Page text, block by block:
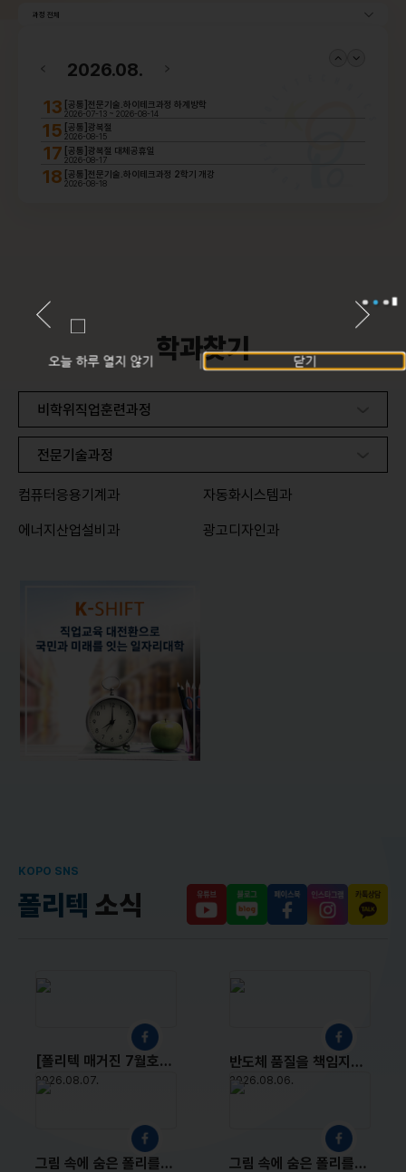
과정 전체
2026.08.
13 [공통]전문기술.하이테크과정 하계방학
2026-07-13 ~ 2026-08-14
15 [공통]광복절
2026-08-15
17 [공통]광복절 대체공휴일
2026-08-17
18 [공통]전문기술.하이테크과정 2학기 개강
2026-08-18
비학위직업훈련과정
전문기술과정
컴퓨터응용기계과 자동화시스템과
에너지산업설비과 광고디자인과
KOPO SNS
폴리텍 소식
[폴리텍 매거진 7월호] 안전한 기술교육의 현장, 7월 폴리텍 소식 모음! 한국폴리텍대학-대한적십자사 업무협약 체결 여성재취업과정 모집 안내 한국폴리텍대학-육군보급창 협력 산업안전 교육 강화 폴리人을 소개합니다 기술교육의 가치를 실현하는 폴리텍의 다양한 소식들을 만나보세요 #한국폴리텍대학 #국비지원 #기술교육 #여성재취업 #산업안전 #AI #취업 #직업교육
2026.08.07.
반도체 품질을 책임지는 핵심 인재, 반도체테스트과! 반도체 검사·분석 실습부터 관련 자격증 취득, 후공정 분야 특화 교육까지! 최신 장비를 활용한 현장 중심 교육으로 실무 역량을 키우고, 반도체 테스트 전문가로 성장합니다.
2026.08.06.
그림 속에 숨은 폴리를 찾아라! 한국폴리텍대학 곳곳에 숨어 있는 폴리를 찾아보세요! 참여 방법 1 이미지 속 숨은 폴리 찾기 2 찾은 폴리 위치를 표시해서 네이버폼으로 제출 네이버폼 링크(프로필 링크트리에서도 확인 가능) https://naver.me/5QsHLDDA 이벤트 기간 2026. 08. 05.(수) ~ 08. 19.(수) 참여자 중 추첨을 통해 20명에게 베스킨라빈스 5,000원 상당 상품을 드립니다! 과연 폴리는 어디에 숨어 있을까요 지금 바로 찾아보세요! * 사진 오류로 재업로드된 점 양해 부탁드립니다. (기존 네이버폼 참여자분들은 모두 정상 접수되었습니다. 그림 속에 숨은 폴리를 찾아라! 한국폴리텍대학 곳곳에 숨어 있는 폴리를 찾아보세요! 참여 방법 1 이미지 속 숨은 폴리 찾기 2 찾은 폴리 위치를 표시해서 네이버폼으로 제출 네이버폼 링크(프로필 링크트리에서도 확인 가능) https://naver.me/5QsHLDDA 이벤트 기간 2026. 08. 05.(수) ~ 08. 19.(수) 참여자 중 추첨을 통해 20명에게 베스킨라빈스 5,000원 상당 상품을 드립니다! 과연 폴리는 어디에 숨어 있을까요 지금 바로 찾아보세요! #한국폴리텍대학 #폴리 #이벤트 #기프티콘 #그림찾기 #폴리를찾아라
오늘 하루 열지 않기 닫기